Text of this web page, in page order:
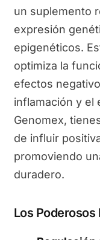
un suplemento
expresión
epigenéticos.
optimiza la
efectos
inflamación y el
Genomex,
de influir
promoviendo
duradero.
Los